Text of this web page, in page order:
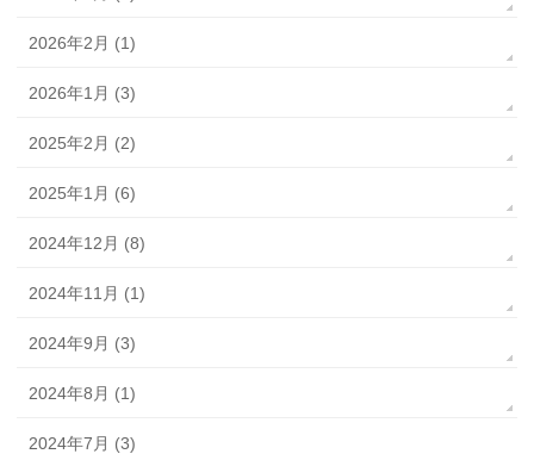
2026年2月 (1)
2026年1月 (3)
2025年2月 (2)
2025年1月 (6)
2024年12月 (8)
2024年11月 (1)
2024年9月 (3)
2024年8月 (1)
2024年7月 (3)